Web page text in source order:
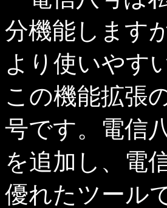
分機能します
より使いやす
この機能拡張
号です。電信
を追加し、電
優れたツール